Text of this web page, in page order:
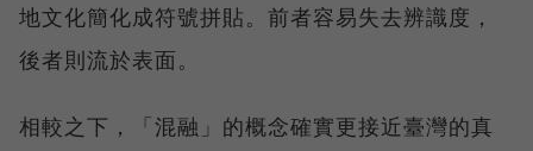
地文化簡化成符號拼貼。前者容易失去辨識度，
後者則流於表面。
相較之下，「混融」的概念確實更接近臺灣的真